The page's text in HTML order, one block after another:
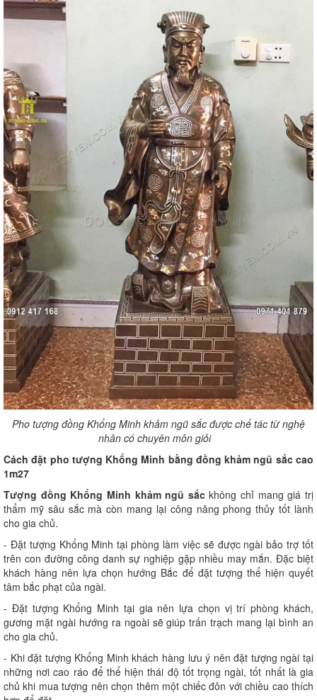
Pho tượng đồng Khổng Minh khảm ngũ sắc được chế tác từ nghệ
nhân có chuyên môn giỏi
Cách đặt pho tượng Khổng Minh bằng đồng khảm ngũ sắc cao
1m27
Tượng đồng Khổng Minh khảm ngũ sắckhông chỉ mang giá trị
thẩm mỹ sâu sắc mà còn mang lại công năng phong thủy tốt lành
cho gia chủ.
- Đặt tượng Khổng Minh tại phòng làm việc sẽ được ngài bảo trợ tốt
trên con đường công danh sự nghiệp gặp nhiều may mắn. Đặc biệt
khách hàng nên lựa chọn hướng Bắc để đặt tượng thể hiện quyết
tâm bắc phạt của ngài.
- Đặt tượng Khổng Minh tại gia nên lựa chọn vị trí phòng khách,
gương mặt ngài hướng ra ngoài sẽ giúp trấn trạch mang lại bình an
cho gia chủ.
- Khi đặt tượng Khổng Minh khách hàng lưu ý nên đặt tượng ngài tại
những nơi cao ráo để thể hiện thái độ tốt trọng ngài, tốt nhất là gia
chủ khi mua tượng nên chọn thêm một chiếc đôn với chiều cao thích